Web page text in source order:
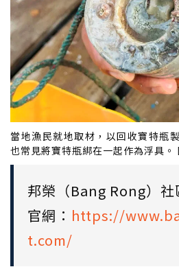
當地漁民就地取材，以回收寶特瓶
也常見將寶特瓶綁在一起作為浮具。
邦榮（Bang Rong）
官網： https://
t.com/